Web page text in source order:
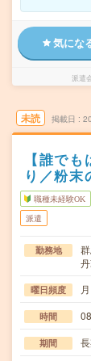
気にな
派遣
未読 掲載日
【誰で
り／粉末
職種未経験OK
派遣
勤務地
曜日頻度
時間
期間